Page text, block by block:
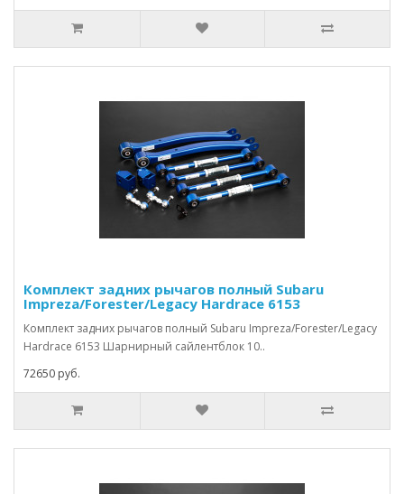
Комплект задних рычагов полный Subaru
Impreza/Forester/Legacy Hardrace 6153
Комплект задних рычагов полный Subaru Impreza/Forester/Legacy
Hardrace 6153 Шарнирный сайлентблок 10..
72650 руб.